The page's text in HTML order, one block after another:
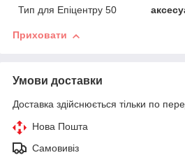
Тип для Епіцентру 50
Приховати
Умови доставки
Доставка здійснюється тільки по
Нова Пошта
Самовивіз